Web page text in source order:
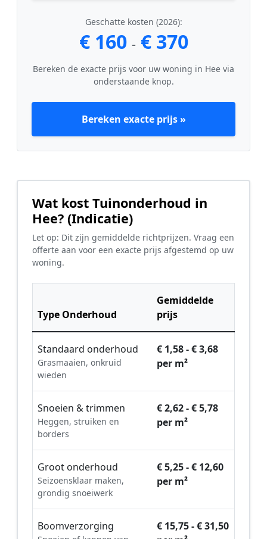
Geschatte kosten (2026):
€ 160 - € 370
Bereken de exacte prijs voor uw woning in Hee via
onderstaande knop.
Bereken exacte prijs »
Wat kost Tuinonderhoud in
Hee? (Indicatie)
Let op: Dit zijn gemiddelde richtprijzen. Vraag een
offerte aan voor een exacte prijs afgestemd op uw
woning.
Type Onderhoud
Gemiddelde
prijs
Standaard onderhoud
Grasmaaien, onkruid
wieden
€ 1,58 - € 3,68
per m²
Snoeien & trimmen
Heggen, struiken en
borders
€ 2,62 - € 5,78
per m²
Groot onderhoud
Seizoensklaar maken,
grondig snoeiwerk
€ 5,25 - € 12,60
per m²
Boomverzorging
€ 15,75 - € 31,50